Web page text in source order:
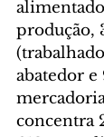
produção,
abatedor e
concentra